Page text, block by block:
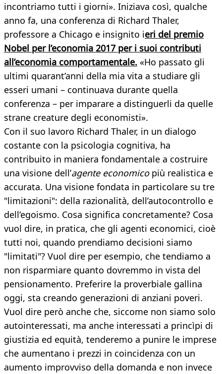
incontriamo tutti i giorni». Iniziava così, qualche
anno fa, una conferenza di Richard Thaler,
professore a Chicago e insignito ieri del premio
Nobel per l’economia 2017 per i suoi contributi
all’economia comportamentale. «Ho passato gli
ultimi quarant’anni della mia vita a studiare gli
esseri umani – continuava durante quella
conferenza – per imparare a distinguerli da quelle
strane creature degli economisti».
Con il suo lavoro Richard Thaler, in un dialogo
costante con la psicologia cognitiva, ha
contribuito in maniera fondamentale a costruire
una visione dell’agente economicopiù realistica e
accurata. Una visione fondata in particolare su tre
"limitazioni": della razionalità, dell’autocontrollo e
dell’egoismo. Cosa significa concretamente? Cosa
vuol dire, in pratica, che gli agenti economici, cioè
tutti noi, quando prendiamo decisioni siamo
"limitati"? Vuol dire per esempio, che tendiamo a
non risparmiare quanto dovremmo in vista del
pensionamento. Preferire la proverbiale gallina
oggi, sta creando generazioni di anziani poveri.
Vuol dire però anche che, siccome non siamo solo
autointeressati, ma anche interessati a princìpi di
giustizia ed equità, tenderemo a punire le imprese
che aumentano i prezzi in coincidenza con un
aumento improvviso della domanda e non invece